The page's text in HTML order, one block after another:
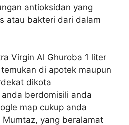
antioksidan yang
atau bakteri dari dalam
Virgin Al Ghuroba 1 liter
di apotek maupun
dikota
berdomisili anda
map cukup anda
Mumtaz, yang beralamat